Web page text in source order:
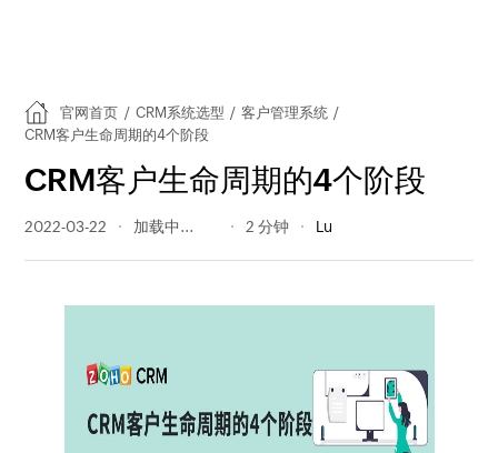
官网首页 / CRM系统选型 / 客户管理系统 /
CRM客户生命周期的4个阶段
CRM客户生命周期的4个阶段
2022-03-22 2352 阅读量 2 分钟 Lu